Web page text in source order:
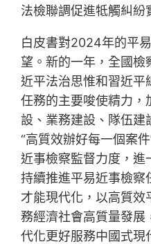
法檢聯調促進牴觸糾紛
白皮書對2024年的平
望。新的一年，全國檢
近平法治思惟和習近平
任務的主要唆使精力，
設、業務建設、隊伍建
“高質效辦好每一個案
近事檢察監督力度，進
持續推進平易近事檢察
才能現代化，以高質效
務經濟社會高質量發展
代化更好服務中國式現